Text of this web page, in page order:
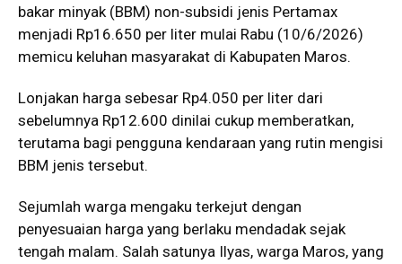
bakar minyak (BBM) non-subsidi jenis Pertamax
menjadi Rp16.650 per liter mulai Rabu (10/6/2026)
memicu keluhan masyarakat di Kabupaten Maros.
Lonjakan harga sebesar Rp4.050 per liter dari
sebelumnya Rp12.600 dinilai cukup memberatkan,
terutama bagi pengguna kendaraan yang rutin mengisi
BBM jenis tersebut.
Sejumlah warga mengaku terkejut dengan
penyesuaian harga yang berlaku mendadak sejak
tengah malam. Salah satunya Ilyas, warga Maros, yang